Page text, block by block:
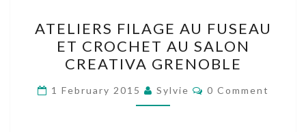
FILAGE
AU
FUSEAU
ET
CROCHET
ATELIERS FILAGE AU FUSEAU
ET CROCHET AU SALON
CREATIVA GRENOBLE
1 February 2015 Sylvie Comments
0 Comment